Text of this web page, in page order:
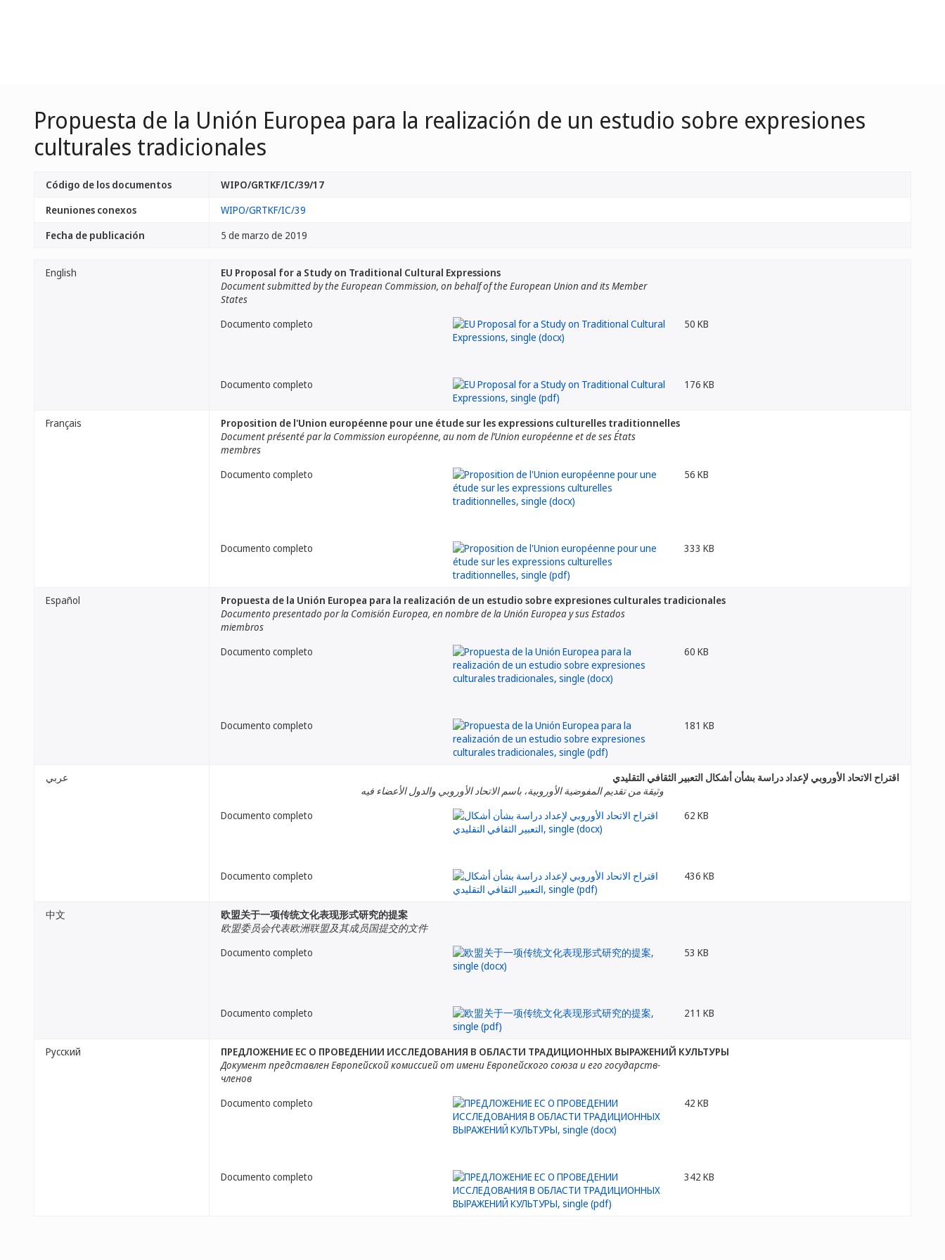
Propuesta de la Unión Europea para la realización de un estudio sobre expresiones
culturales tradicionales
Código de los documentos
WIPO/GRTKF/IC/39/17
Reuniones conexos
WIPO/GRTKF/IC/39
Fecha de publicación
5 de marzo de 2019
English
EU Proposal for a Study on Traditional Cultural Expressions
Document submitted by the European Commission, on behalf of the European Union and its Member
States
Documento completo
50 KB
Documento completo 176 KB
Français
Proposition de l'Union européenne pour une étude sur les expressions culturelles traditionnelles
Document présenté par la Commission européenne, au nom de l’Union européenne et de ses États
membres
Documento completo
56 KB
Documento completo 333 KB
Español
Propuesta de la Unión Europea para la realización de un estudio sobre expresiones culturales tradicionales
Documento presentado por la Comisión Europea, en nombre de la Unión Europea y sus Estados
miembros
Documento completo
60 KB
Documento completo 181 KB
عربي
اقتراح الاتحاد الأوروبي لإعداد دراسة بشأن أشكال التعبير الثقافي التقليدي
وثيقة من تقديم المفوضية الأوروبية، باسم الاتحاد الأوروبي والدول الأعضاء فيه
Documento completo
62 KB
Documento completo 436 KB
中文
欧盟关于一项传统文化表现形式研究的提案
欧盟委员会代表欧洲联盟及其成员国提交的文件
Documento completo
53 KB
Documento completo 211 KB
Русский
ПРЕДЛОЖЕНИЕ ЕС О ПРОВЕДЕНИИ ИССЛЕДОВАНИЯ В ОБЛАСТИ ТРАДИЦИОННЫХ ВЫРАЖЕНИЙ КУЛЬТУРЫ
Документ представлен Европейской комиссией от имени Европейского союза и его государств-
членов
Documento completo
42 KB
Documento completo 342 KB